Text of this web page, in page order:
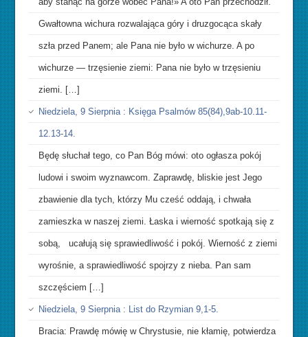
Gwałtowna wichura rozwalająca góry i druzgocąca skały
szła przed Panem; ale Pana nie było w wichurze. A po
wichurze — trzęsienie ziemi: Pana nie było w trzęsieniu
ziemi. […]
Niedziela, 9 Sierpnia : Księga Psalmów 85(84),9ab-10.11-
12.13-14.
Będę słuchał tego, co Pan Bóg mówi: oto ogłasza pokój
ludowi i swoim wyznawcom. Zaprawdę, bliskie jest Jego
zbawienie dla tych, którzy Mu cześć oddają, i chwała
zamieszka w naszej ziemi. Łaska i wierność spotkają się z
sobą, ucałują się sprawiedliwość i pokój. Wierność z ziemi
wyrośnie, a sprawiedliwość spojrzy z nieba. Pan sam
szczęściem […]
Niedziela, 9 Sierpnia : List do Rzymian 9,1-5.
Bracia: Prawdę mówię w Chrystusie, nie kłamię, potwierdza